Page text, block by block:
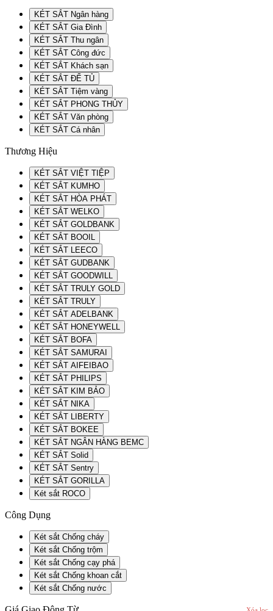
KÉT SẮT Ngân hàng
KÉT SẮT Gia Đình
KÉT SẮT Thu ngân
KÉT SẮT Công đức
KÉT SẮT Khách sạn
KÉT SẮT ĐỂ TỦ
KÉT SẮT Tiệm vàng
KÉT SẮT PHONG THỦY
KÉT SẮT Văn phòng
KÉT SẮT Cá nhân
Thương Hiệu
KÉT SẮT VIỆT TIỆP
KÉT SẮT KUMHO
KÉT SẮT HÒA PHÁT
KÉT SẮT WELKO
KÉT SẮT GOLDBANK
KÉT SẮT BOOIL
KÉT SẮT LEECO
KÉT SẮT GUDBANK
KÉT SẮT GOODWILL
KÉT SẮT TRULY GOLD
KÉT SẮT TRULY
KÉT SẮT ADELBANK
KÉT SẮT HONEYWELL
KÉT SẮT BOFA
KÉT SẮT SAMURAI
KÉT SẮT AIFEIBAO
KÉT SẮT PHILIPS
KÉT SẮT KIM BẢO
KÉT SẮT NIKA
KÉT SẮT LIBERTY
KÉT SẮT BOKEE
KÉT SẮT NGÂN HÀNG BEMC
KÉT SẮT Solid
KÉT SẮT Sentry
KÉT SẮT GORILLA
Két sắt ROCO
Công Dụng
Két sắt Chống cháy
Két sắt Chống trộm
Két sắt Chống cạy phá
Két sắt Chống khoan cắt
Két sắt Chống nước